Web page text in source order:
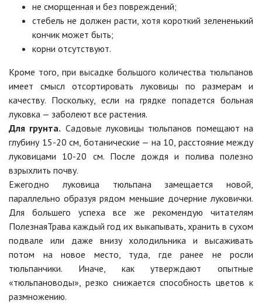
не сморщенная и без повреждений;
стебель не должен расти, хотя короткий зелененький
кончик может быть;
корни отсутствуют.
Кроме того, при высадке большого количества тюльпанов
имеет смысл отсортировать луковицы по размерам и
качеству. Поскольку, если на грядке попадется больная
луковка — заболеют все растения.
Для грунта. Садовые луковицы тюльпанов помещают на
глубину 15-20 см, ботанические — на 10, расстояние между
луковицами 10-20 см. После дождя и полива полезно
взрыхлить почву.
Ежегодно луковица тюльпана замещается новой,
параллельно образуя рядом меньшие дочерние луковички.
Для большего успеха все же рекомендую читателям
ПолезнаяТрава каждый год их выкапывать, хранить в сухом
подвале или даже внизу холодильника и высаживать
потом на новое место, туда, где ранее не росли
тюльпанчики. Иначе, как утверждают опытные
«тюльпановоды», резко снижается способность цветов к
размножению.